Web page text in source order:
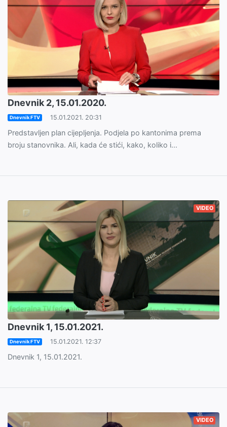
Dnevnik 2, 15.01.2020.
Dnevnik FTV 15.01.2021. 20:31
Predstavljen plan cijepljenja. Podjela po kantonima prema
broju stanovnika. Ali, kada će stići, kako, koliko i...
VIDEO
Dnevnik 1, 15.01.2021.
Dnevnik FTV 15.01.2021. 12:37
Dnevnik 1, 15.01.2021.
VIDEO